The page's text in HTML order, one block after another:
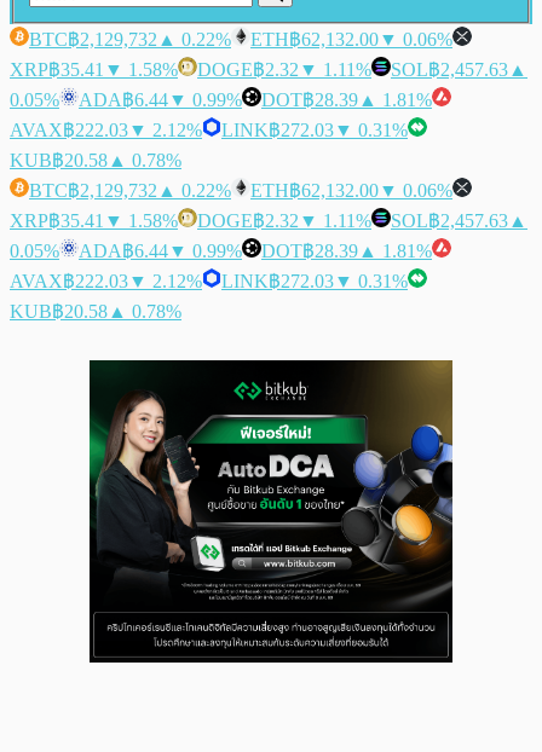
BTC฿2,129,732 ▲ 0.22% ETH฿62,132.00▼ 0.06%
XRP฿35.41 ▼ 1.58% DOGE฿2.32 ▼ 1.11% SOL฿2,457.63 ▲
0.05%
ADA฿6.44▼ 0.99% DOT฿28.39 ▲ 1.81%
AVAX฿222.03▼ 2.12% LINK฿272.03▼ 0.31%
KUB฿20.58 ▲ 0.78%
BTC฿2,129,732 ▲ 0.22% ETH฿62,132.00▼ 0.06%
XRP฿35.41 ▼ 1.58% DOGE฿2.32 ▼ 1.11% SOL฿2,457.63 ▲
0.05%
ADA฿6.44▼ 0.99% DOT฿28.39 ▲ 1.81%
AVAX฿222.03▼ 2.12% LINK฿272.03▼ 0.31%
KUB฿20.58 ▲ 0.78%